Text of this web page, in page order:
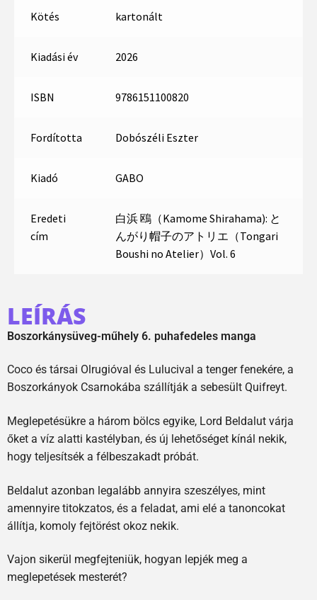
Kötés kartonált
Kiadási év 2026
ISBN 9786151100820
Fordította Dobószéli Eszter
Kiadó GABO
Eredeti
cím
白浜 鴎（Kamome Shirahama): と
んがり帽子のアトリエ（Tongari
Boushi no Atelier）Vol. 6
LEÍRÁS
Boszorkánysüveg-műhely 6. puhafedeles manga
Coco és társai Olrugióval és Lulucival a tenger fenekére, a
Boszorkányok Csarnokába szállítják a sebesült Quifreyt.
Meglepetésükre a három bölcs egyike, Lord Beldalut várja
őket a víz alatti kastélyban, és új lehetőséget kínál nekik,
hogy teljesítsék a félbeszakadt próbát.
Beldalut azonban legalább annyira szeszélyes, mint
amennyire titokzatos, és a feladat, ami elé a tanoncokat
állítja, komoly fejtörést okoz nekik.
Vajon sikerül megfejteniük, hogyan lepjék meg a
meglepetések mesterét?